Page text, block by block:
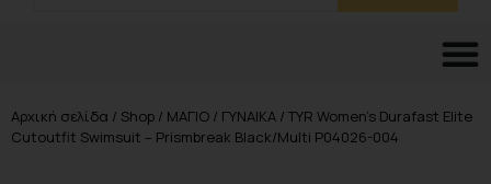
Αρχική σελίδα / Shop / ΜΑΓΙΟ / ΓΥΝΑΙΚΑ / TYR Women’s Durafast Elite
Cutoutfit Swimsuit – Prismbreak Black/Multi P04026-004